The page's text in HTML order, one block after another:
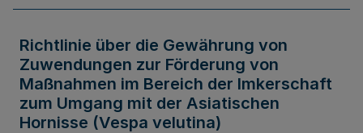
Richtlinie über die Gewährung von
Zuwendungen zur Förderung von
Maßnahmen im Bereich der Imkerschaft
zum Umgang mit der Asiatischen
Hornisse (Vespa velutina)